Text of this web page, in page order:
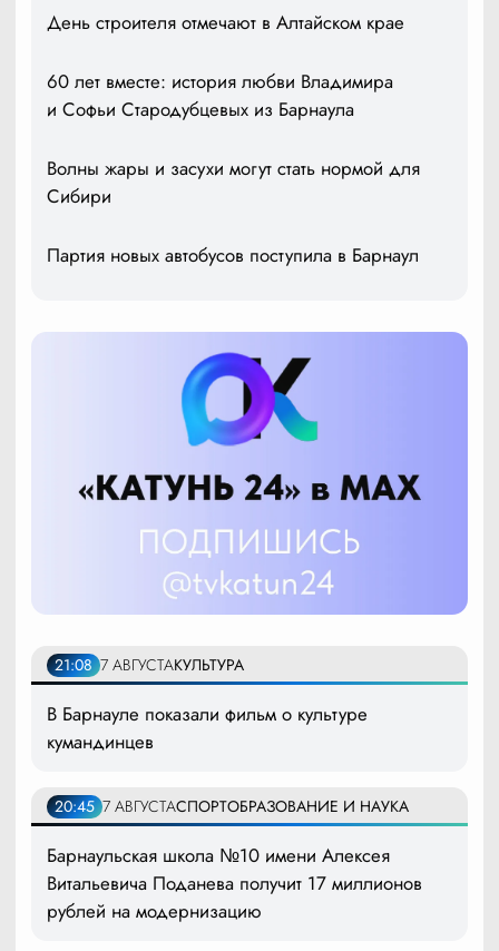
День строителя отмечают в Алтайском крае
60 лет вместе: история любви Владимира
и Софьи Стародубцевых из Барнаула
Волны жары и засухи могут стать нормой для
Сибири
Партия новых автобусов поступила в Барнаул
21:08 7 АВГУСТАКУЛЬТУРА
В Барнауле показали фильм о культуре
кумандинцев
20:45 7 АВГУСТАСПОРТОБРАЗОВАНИЕ И НАУКА
Барнаульская школа №10 имени Алексея
Витальевича Поданева получит 17 миллионов
рублей на модернизацию